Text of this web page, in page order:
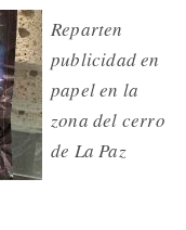
Reparten
publicidad en
papel en la
zona del cerro
de La Paz